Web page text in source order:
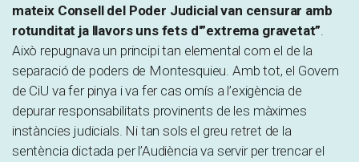
mateix Consell del Poder Judicial van censurar amb
rotunditat ja llavors uns fets d'”extrema gravetat”.
Això repugnava un principi tan elemental com el de la
separació de poders de Montesquieu. Amb tot, el Govern
de CiU va fer pinya i va fer cas omís a l’exigència de
depurar responsabilitats provinents de les màximes
instàncies judicials. Ni tan sols el greu retret de la
sentència dictada per l’Audiència va servir per trencar el